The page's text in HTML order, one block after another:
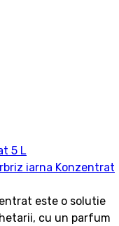
iarna Konzentrat
este o solutie
cu un parfum